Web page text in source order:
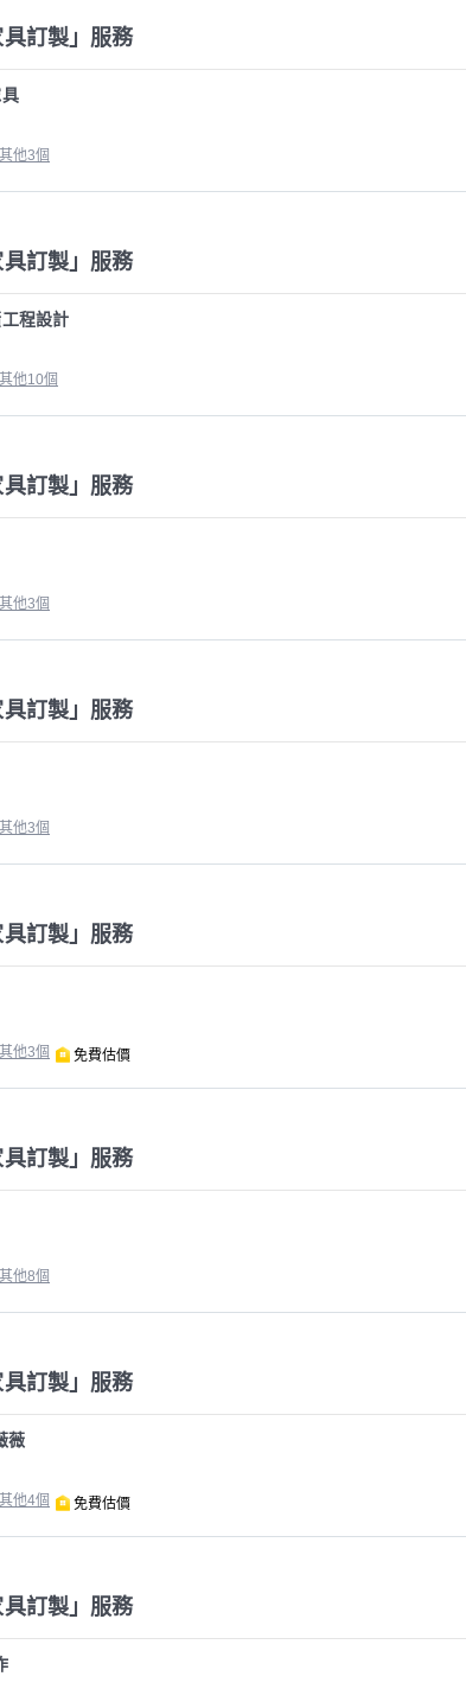
訂製」服務
他3個
訂製」服務
程設計
他10個
訂製」服務
他3個
訂製」服務
他3個
訂製」服務
他3個 免費估價
訂製」服務
他8個
訂製」服務
薇
他4個 免費估價
訂製」服務